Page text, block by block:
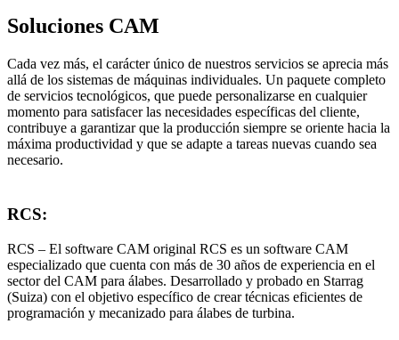
Soluciones CAM
Cada vez más, el carácter único de nuestros servicios se aprecia más
allá de los sistemas de máquinas individuales. Un paquete completo
de servicios tecnológicos, que puede personalizarse en cualquier
momento para satisfacer las necesidades específicas del cliente,
contribuye a garantizar que la producción siempre se oriente hacia la
máxima productividad y que se adapte a tareas nuevas cuando sea
necesario.
RCS:
RCS – El software CAM original RCS es un software CAM
especializado que cuenta con más de 30 años de experiencia en el
sector del CAM para álabes. Desarrollado y probado en Starrag
(Suiza) con el objetivo específico de crear técnicas eficientes de
programación y mecanizado para álabes de turbina.